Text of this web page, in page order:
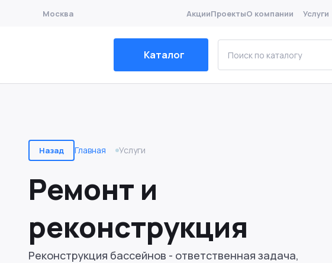
Москва АкцииПроектыО компании Услуги
Каталог
Назад Главная Услуги
Ремонт и
реконструкция
Реконструкция бассейнов - ответственная задача,